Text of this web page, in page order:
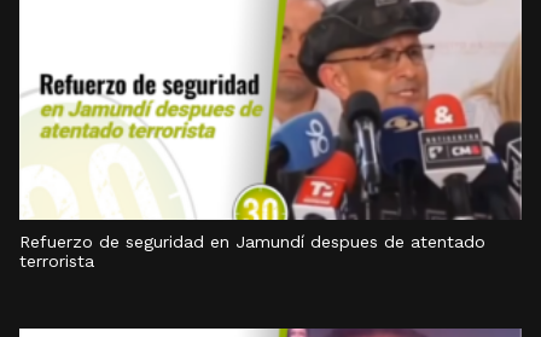
Refuerzo de seguridad en Jamundí despues de atentado
terrorista